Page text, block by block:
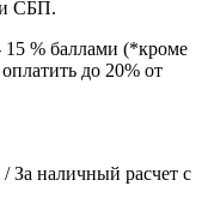
СБП.
% баллами (*кроме
до 20% от
За наличный расчет с